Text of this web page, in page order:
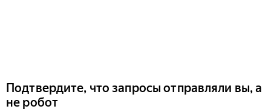
Подтвердите, что запросы отправляли вы, а
не робот